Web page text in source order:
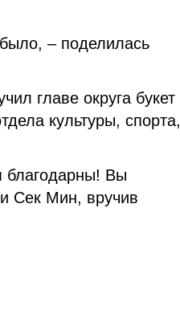
– поделилась
главе округа букет
культуры, спорта,
благодарны! Вы
Сек Мин, вручив